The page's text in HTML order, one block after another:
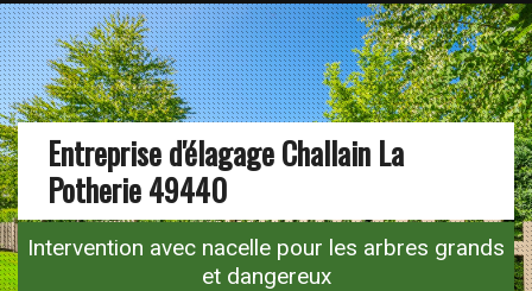
Entreprise d'élagage Challain La
Potherie 49440
Intervention avec nacelle pour les arbres grands
et dangereux